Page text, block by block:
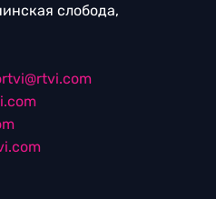
слобода,